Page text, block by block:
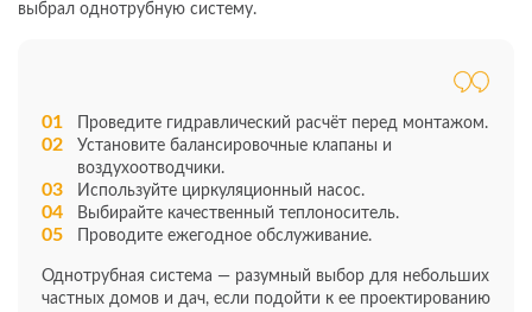
выбрал однотрубную систему.
Проведите гидравлический расчёт перед монтажом.
Установите балансировочные клапаны и
воздухоотводчики.
Используйте циркуляционный насос.
Выбирайте качественный теплоноситель.
Проводите ежегодное обслуживание.
Однотрубная система — разумный выбор для небольших
частных домов и дач, если подойти к ее проектированию